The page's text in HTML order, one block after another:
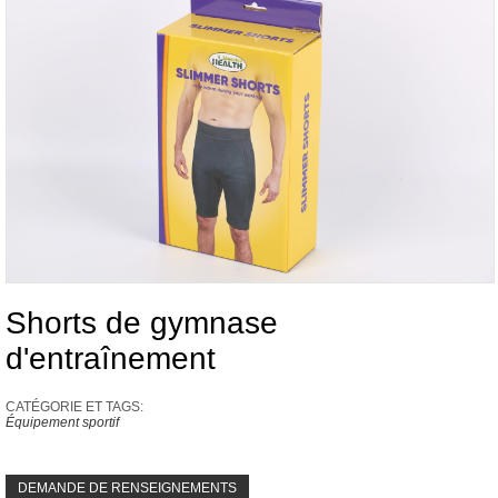
Shorts de gymnase
d'entraînement
CATÉGORIE ET ​​TAGS:
Équipement sportif
DEMANDE DE RENSEIGNEMENTS